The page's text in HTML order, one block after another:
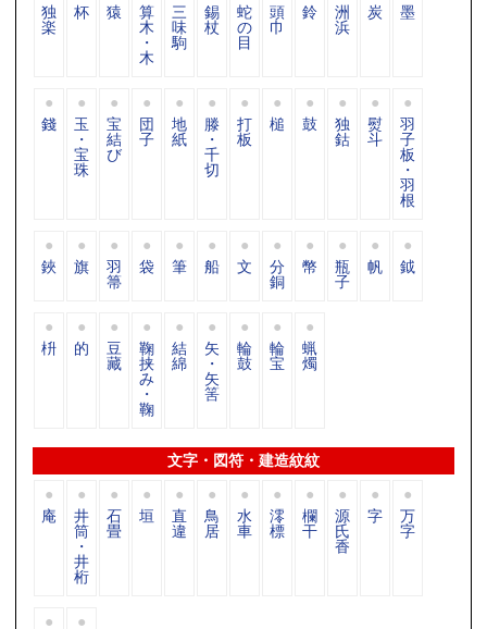
独
楽
杯 猿 算
木
・
木
三
味
駒
錫
杖
蛇
の
目
頭
巾
鈴 洲
浜
炭 墨
錢 玉
・
宝
珠
宝
結
び
団
子
地
紙
滕
・
千
切
打
板
槌 鼓 独
鈷
熨
斗
羽
子
板
・
羽
根
鋏 旗 羽
箒
袋 筆 船 文 分
銅
幣 瓶
子
帆 鉞
枡 的 豆
藏
鞠
挟
み
・
鞠
結
綿
矢
・
矢
筈
輪
鼓
輪
宝
蝋
燭
文字・図符・建造紋紋
庵 井
筒
・
井
桁
石
畳
垣 直
違
鳥
居
水
車
澪
標
欄
干
源
氏
香
字 万
字